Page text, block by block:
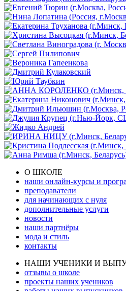
О ШКОЛЕ
наши онлайн-курсы и
преподаватели
для начинающих с нуля
дополнительные услуги
новости
наши партнёры
мода и стиль
контакты
НАШИ УЧЕНИКИ И
отзывы о школе
проекты наших учеников